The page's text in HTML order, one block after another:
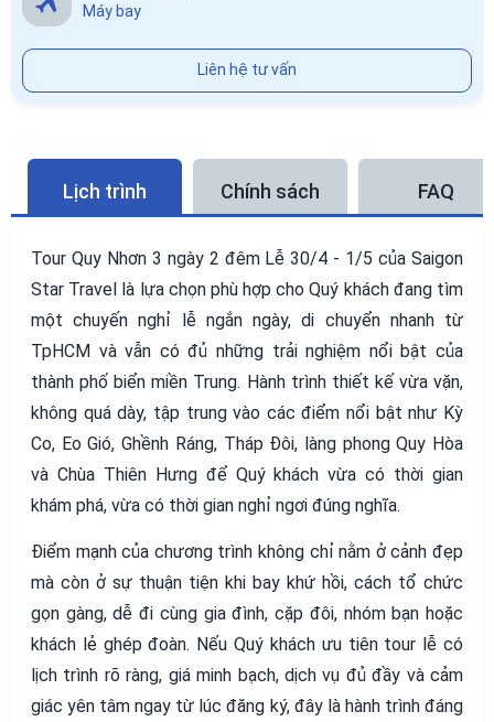
Máy bay
Liên hệ tư vấn
Lịch trình Chính sách FAQ
Tour Quy Nhơn 3 ngày 2 đêm Lễ 30/4 - 1/5 của Saigon
Star Travel là lựa chọn phù hợp cho Quý khách đang tìm
một chuyến nghỉ lễ ngắn ngày, di chuyển nhanh từ
TpHCM và vẫn có đủ những trải nghiệm nổi bật của
thành phố biển miền Trung. Hành trình thiết kế vừa vặn,
không quá dày, tập trung vào các điểm nổi bật như Kỳ
Co, Eo Gió, Ghềnh Ráng, Tháp Đôi, làng phong Quy Hòa
và Chùa Thiên Hưng để Quý khách vừa có thời gian
khám phá, vừa có thời gian nghỉ ngơi đúng nghĩa.
Điểm mạnh của chương trình không chỉ nằm ở cảnh đẹp
mà còn ở sự thuận tiện khi bay khứ hồi, cách tổ chức
gọn gàng, dễ đi cùng gia đình, cặp đôi, nhóm bạn hoặc
khách lẻ ghép đoàn. Nếu Quý khách ưu tiên tour lễ có
lịch trình rõ ràng, giá minh bạch, dịch vụ đủ đầy và cảm
giác yên tâm ngay từ lúc đăng ký, đây là hành trình đáng